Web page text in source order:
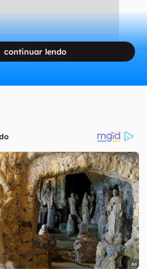
continuar lendo